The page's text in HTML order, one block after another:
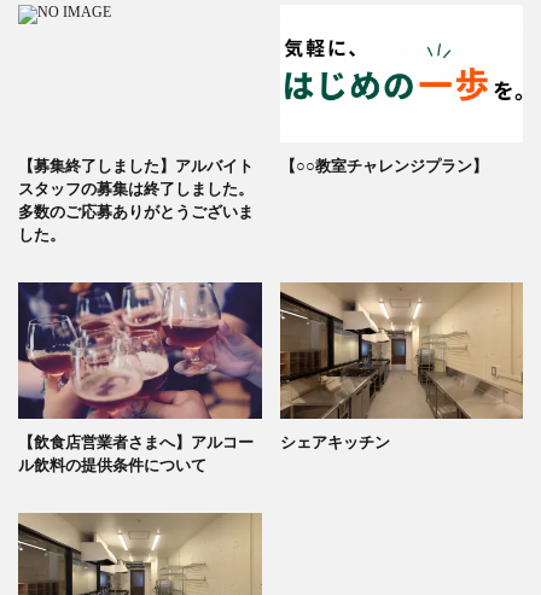
【募集終了しました】アルバイト
スタッフの募集は終了しました。
多数のご応募ありがとうございま
した。
【○○教室チャレンジプラン】
【飲食店営業者さまへ】アルコー
ル飲料の提供条件について
シェアキッチン